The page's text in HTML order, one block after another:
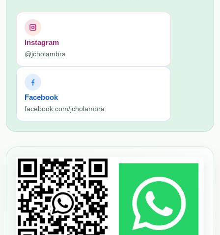
Instagram
@jcholambra
Facebook
facebook.com/jcholambra